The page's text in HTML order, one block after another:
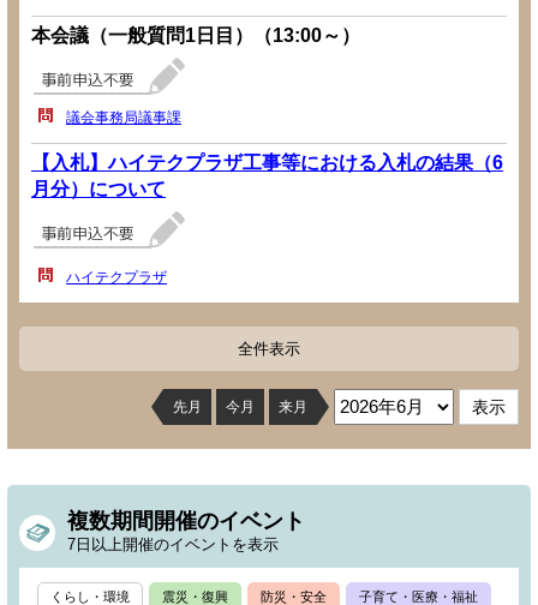
本会議（一般質問1日目）（13:00～）
議会事務局議事課
【入札】ハイテクプラザ工事等における入札の結果（6
月分）について
ハイテクプラザ
全件表示
先月 今月 来月
複数期間開催のイベント
7日以上開催のイベントを表示
くらし・環境 震災・復興 防災・安全 子育て・医療・福祉